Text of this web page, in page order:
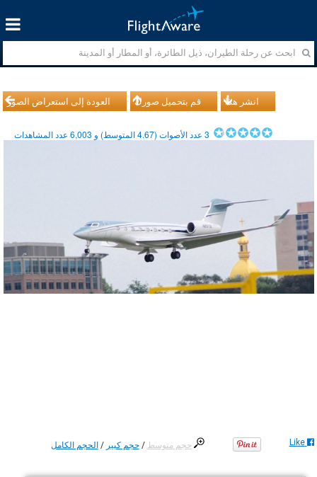
العودة إلى استعراض الصور قم بتحميل صورك انشر هذا
3عدد الأصوات (4.67المتوسط) و 6,003عدد المشاهدات
حجم متوسط /حجم كبير /الحجم الكامل Like